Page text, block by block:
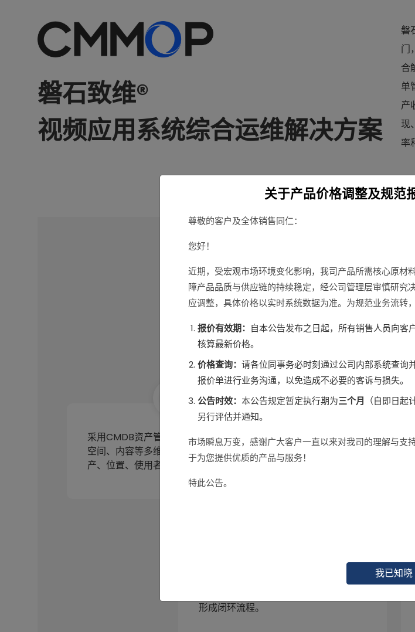
磐石致维®
视频应用系统综合运维解决方案
磐
门
合
单
产
现
率
方案特
Solution
采用CMDB资产管理,帮助业主从时间、
空间、内容等多维度管理其拥有的资
产、位置、使用者配置方式以及成本。
感知模块，精准实时的
完善的工单管理流程：发现问题---派发
形成闭环流程。
关于产品价格调整及规范
尊敬的客户及全体销售同仁：
您好！
近期，受宏观市场环境变化影响，我司产品所需核心原材
障产品品质与供应链的持续稳定，经公司管理层审慎研究
应调整，具体价格以实时系统数据为准。为规范业务流转
报价有效期： 自本公告发布之日起，所有销售人员向客
核算最新价格。
价格查询： 请各位同事务必时刻通过公司内部系统查询
报价单进行业务沟通，以免造成不必要的客诉与损失。
公告时效： 本公告规定暂定执行期为三个月 （自即日
另行评估并通知。
市场瞬息万变，感谢广大客户一直以来对我司的理解与支
于为您提供优质的产品与服务！
特此公告。
我已知晓